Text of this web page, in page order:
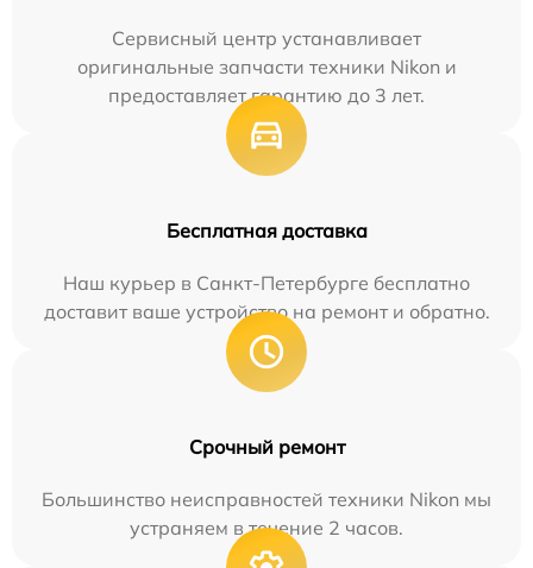
Сервисный центр устанавливает
оригинальные запчасти техники Nikon и
предоставляет гарантию до 3 лет.
Бесплатная доставка
Наш курьер в Санкт-Петербурге бесплатно
доставит ваше устройство на ремонт и обратно.
Срочный ремонт
Большинство неисправностей техники Nikon мы
устраняем в течение 2 часов.